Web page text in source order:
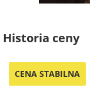
Historia ceny
CENA STABILNA